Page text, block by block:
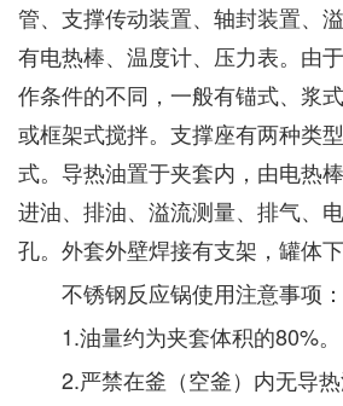
管、支撑传动装置、轴封装置、
有电热棒、温度计、压力表。由
作条件的不同，一般有锚式、浆
或框架式搅拌。支撑座有两种类
式。导热油置于夹套内，由电热
进油、排油、溢流测量、排气、
孔。外套外壁焊接有支架，罐体
不锈钢反应锅使用注意事项：
1.油量约为夹套体积的80%。
2.严禁在釜（空釜）内无导热